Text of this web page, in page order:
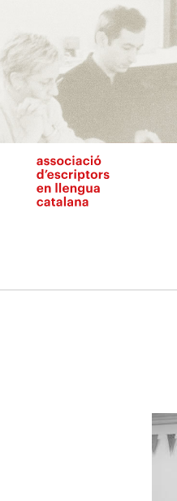
contingut